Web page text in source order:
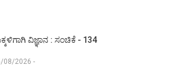
ವಿಜ್ಞಾನ : ಸಂಚಿಕೆ - 134
08/2026 -